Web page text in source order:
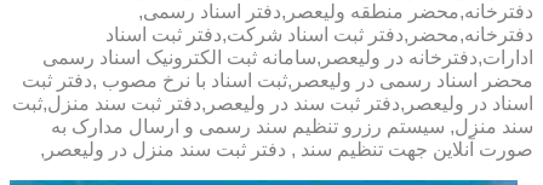
دفترخانه,محضر منطقه ولیعصر,دفتر اسناد رسمی,
دفترخانه,محضر,دفتر ثبت اسناد شرکت,دفتر ثبت اسناد
ادارات,دفترخانه در ولیعصر,سامانه ثبت الکترونیک اسناد رسمی
محضر اسناد رسمی در ولیعصر,ثبت اسناد با نرخ مصوب ,دفتر ثبت
اسناد در ولیعصر,دفتر ثبت سند در ولیعصر,دفتر ثبت سند منزل,ثبت
سند منزل, سیستم رزرو تنظیم سند رسمی و ارسال مدارک به
صورت آنلاین جهت تنظیم سند , دفتر ثبت سند منزل در ولیعصر,